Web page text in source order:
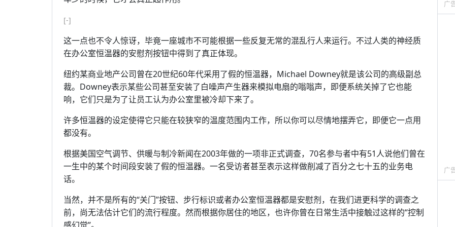
[-]
这一点也不令人惊讶，毕竟一座城市不可能根据一些反复无常的混乱行人来运行。不过人类的神经质
在办公室恒温器的安慰剂按钮中得到了真正体现。
纽约某商业地产公司曾在20世纪60年代采用了假的恒温器，Michael Downey就是该公司的高级副总
裁。Downey表示某些公司甚至安装了白噪声产生器来模拟电扇的嗡嗡声，即便系统关掉了它也能
响，它们只是为了让员工认为办公室里被冷却下来了。
许多恒温器的设定使得它只能在较狭窄的温度范围内工作，所以你可以尽情地摆弄它，即便它一点用
都没有。
根据美国空气调节、供暖与制冷新闻在2003年做的一项非正式调查，70名参与者中有51人说他们曾在
一生中的某个时间段安装了假的恒温器。一名受访者甚至表示这样做削减了百分之七十五的业务电
话。
当然，并不是所有的“关门”按钮、步行标识或者办公室恒温器都是安慰剂，在我们进更科学的调查之
前，尚无法估计它们的流行程度。然而根据你居住的地区，也许你曾在日常生活中接触过这样的“控制
广
广